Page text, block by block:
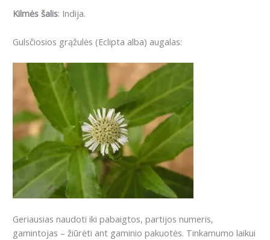
Kilmės šalis: Indija.
Gulsčiosios grąžulės (Eclipta alba) augalas:
Geriausias naudoti iki pabaigtos, partijos numeris,
gamintojas – žiūrėti ant gaminio pakuotės. Tinkamumo laikui